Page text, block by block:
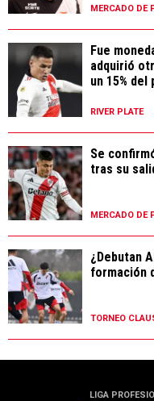
MERCADO DE
Fue
adquirió
un 15% del
RIVER PLATE
Se
tras su
MERCADO DE
¿Debutan
formación
TORNEO
LIGA